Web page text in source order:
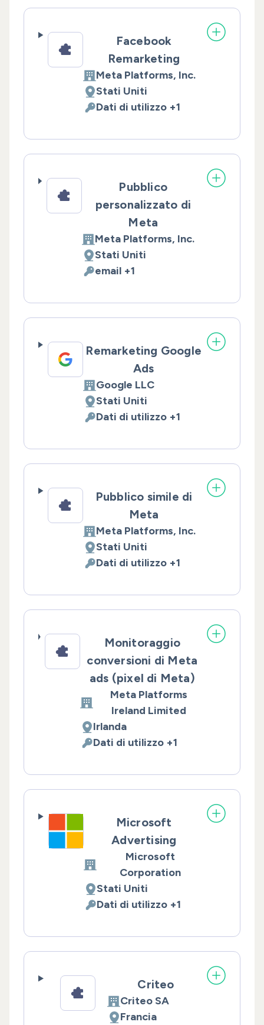
Facebook
Remarketing
Azienda:
Meta Platforms, Inc.
Luogo del trattamento:
Stati Uniti
Dati Personali trattati:
Dati di utilizzo +1
Pubblico
personalizzato di
Meta
Azienda:
Meta Platforms, Inc.
Luogo del trattamento:
Stati Uniti
Dati Personali trattati:
email +1
Remarketing Google
Ads
Azienda:
Google LLC
Luogo del trattamento:
Stati Uniti
Dati Personali trattati:
Dati di utilizzo +1
Pubblico simile di
Meta
Azienda:
Meta Platforms, Inc.
Luogo del trattamento:
Stati Uniti
Dati Personali trattati:
Dati di utilizzo +1
Monitoraggio
conversioni di Meta
ads (pixel di Meta)
Azienda:
Meta Platforms
Ireland Limited
Luogo del trattamento:
Irlanda
Dati Personali trattati:
Dati di utilizzo +1
Microsoft
Advertising
Azienda:
Microsoft
Corporation
Luogo del trattamento:
Stati Uniti
Dati Personali trattati:
Dati di utilizzo +1
Criteo
Azienda:
Criteo SA
Francia